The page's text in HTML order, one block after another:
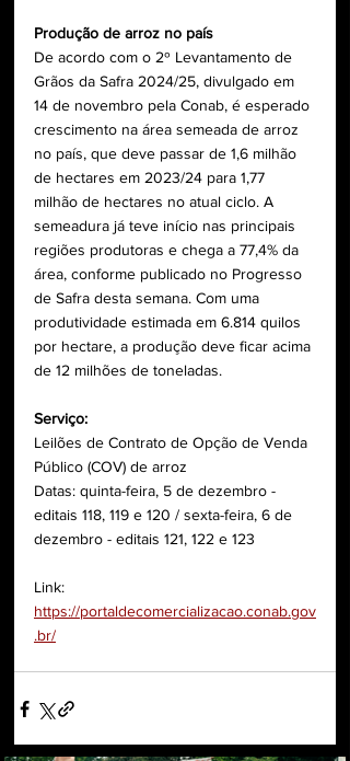
Produção de arroz no país
De acordo com o 2º Levantamento de
Grãos da Safra 2024/25, divulgado em
14 de novembro pela Conab, é esperado
crescimento na área semeada de arroz
no país, que deve passar de 1,6 milhão
de hectares em 2023/24 para 1,77
milhão de hectares no atual ciclo. A
semeadura já teve início nas principais
regiões produtoras e chega a 77,4% da
área, conforme publicado no Progresso
de Safra desta semana. Com uma
produtividade estimada em 6.814 quilos
por hectare, a produção deve ficar acima
de 12 milhões de toneladas.
Serviço:
Leilões de Contrato de Opção de Venda
Público (COV) de arroz
Datas: quinta-feira, 5 de dezembro -
editais 118, 119 e 120 / sexta-feira, 6 de
dezembro - editais 121, 122 e 123
Link:
https://portaldecomercializacao.conab.gov
.br/